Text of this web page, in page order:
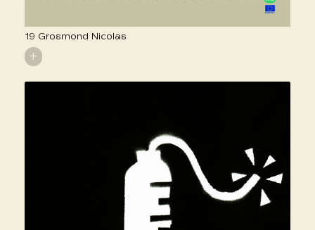
19 Grosmond Nicolas
+